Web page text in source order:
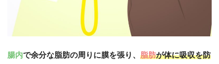
腸内で余分な脂肪の周りに膜を張り、 脂肪が体に吸収を防